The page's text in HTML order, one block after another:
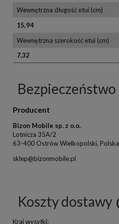
Wewnętrzna długość etui (cm)
15,94
Wewnętrzna szerokość etui (cm)
7,32
Bezpieczeństwo
Producent
Bizon Mobile sp. z o.o.
Lotnicza 35A/2
63-400 Ostrów Wielkopolski, Polska
sklep@bizonmobile.pl
Koszty dostawy
Kraj wysyłki: